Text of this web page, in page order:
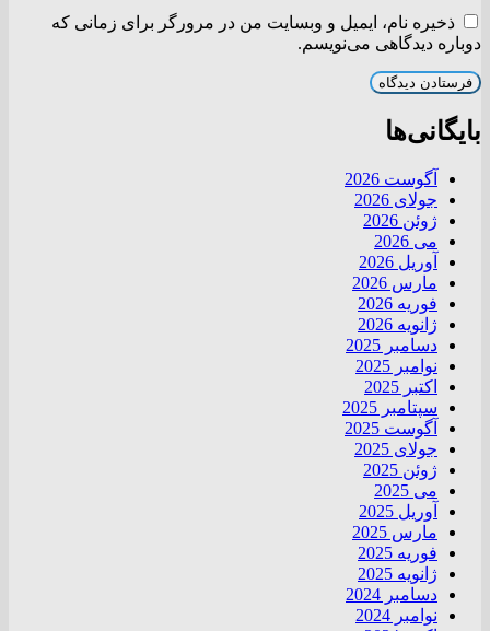
ذخیره نام، ایمیل و وبسایت من در مرورگر برای زمانی که
دوباره دیدگاهی می‌نویسم.
بایگانی‌ها
آگوست 2026
جولای 2026
ژوئن 2026
می 2026
آوریل 2026
مارس 2026
فوریه 2026
ژانویه 2026
دسامبر 2025
نوامبر 2025
اکتبر 2025
سپتامبر 2025
آگوست 2025
جولای 2025
ژوئن 2025
می 2025
آوریل 2025
مارس 2025
فوریه 2025
ژانویه 2025
دسامبر 2024
نوامبر 2024